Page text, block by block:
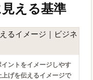
える基準
ントをイメージしやす
げを伝えるイメージで